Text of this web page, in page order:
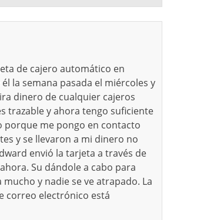
de cajero automático en
la semana pasada el miércoles y
dinero de cualquier cajeros
trazable y ahora tengo suficiente
porque me pongo en contacto
y se llevaron a mi dinero no
envió la tarjeta a través de
Su dándole a cabo para
y nadie se ve atrapado. La
correo electrónico está